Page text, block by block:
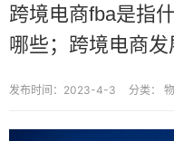
跨境电商fba是指
哪些；跨境电商发
发布时间：2023-4-3 分类：